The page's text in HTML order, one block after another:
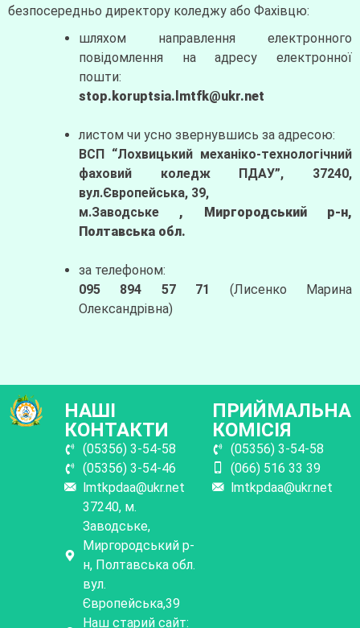
безпосередньо директору коледжу або Фахівцю:
шляхом направлення електронного
повідомлення на адресу електронної
пошти:
stop.koruptsia.lmtfk@ukr.net
листом чи усно звернувшись за адресою:
ВСП “Лохвицький механіко-технологічний
фаховий коледж ПДАУ”, 37240,
вул.Європейська, 39,
м.Заводське , Миргородський р-н,
Полтавська обл.
за телефоном:
095 894 57 71
(Лисенко Марина
Олександрівна)
НАШІ
КОНТАКТИ
(05356) 3-54-58
(05356) 3-54-46
lmtkpdaa@ukr.net
37240, м.
Заводське,
Миргородський р-
н, Полтавська обл.
вул.
Європейська,39
Наш старий сайт:
ПРИЙМАЛЬНА
КОМІСІЯ
(05356) 3-54-58
(066) 516 33 39
lmtkpdaa@ukr.net